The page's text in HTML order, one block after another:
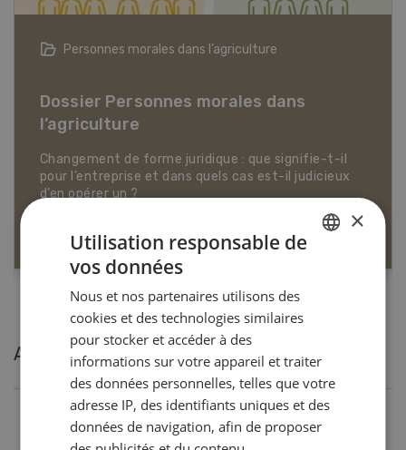
Articles biologiques
Dossier Articles biologiques
Articles les plus lues
Production animale
×
Utilisation responsable de
vos données
Nous et nos partenaires utilisons des
cookies et des technologies similaires
pour stocker et accéder à des
informations sur votre appareil et traiter
des données personnelles, telles que votre
adresse IP, des identifiants uniques et des
données de navigation, afin de proposer